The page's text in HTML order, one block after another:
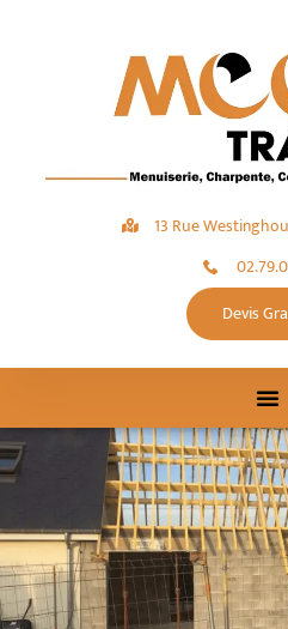
13 Rue
Devis